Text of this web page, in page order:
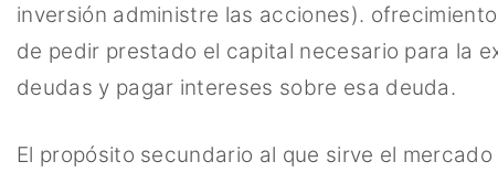
inversión administre las acciones).
de pedir prestado el capital necesario para la
deudas y pagar intereses sobre esa deuda.
El propósito secundario al que sirve el